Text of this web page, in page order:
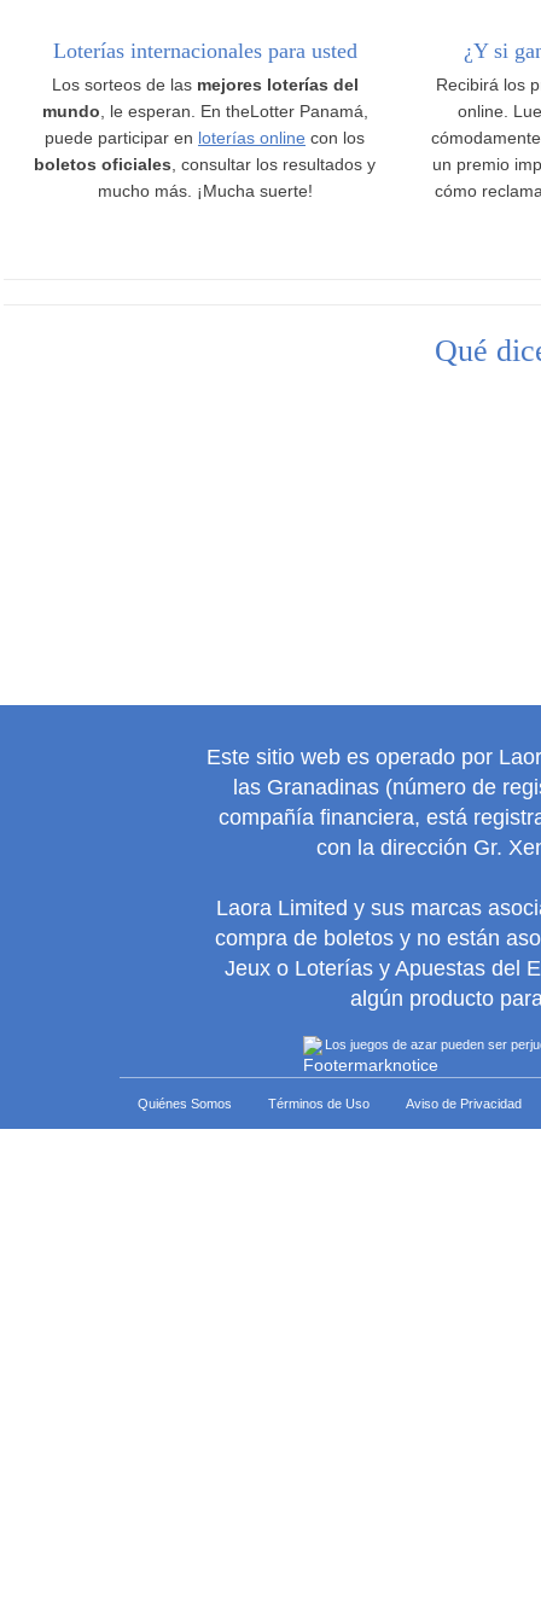
Loterías internacionales para usted
Los sorteos de las mejores loterías del
mundo , le esperan. En theLotter Panamá,
puede participar en loterías online con los
boletos oficiales , consultar los resultados y
mucho más. ¡Mucha suerte!
¿Y si
Recibirá los
online.
un premio
cómo
Qué
Este sitio web es operado por
las Granadinas (número de
compañía financiera, está
con la dirección Gr.
Laora Limited y sus marcas
compra de boletos y no están
Jeux o Loterías y Apuestas del
algún producto
Los juegos de azar pueden ser
Quiénes Somos Términos de Uso Aviso de Privacidad